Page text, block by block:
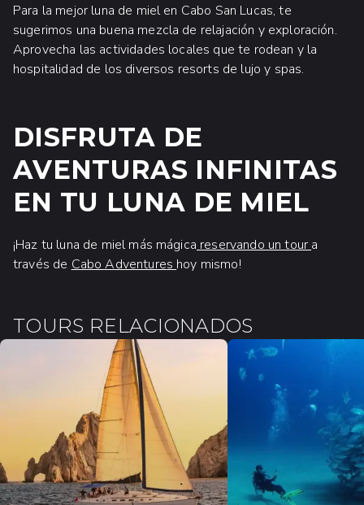
Para la mejor luna de miel en Cabo San Lucas, te
sugerimos una buena mezcla de relajación y exploración.
Aprovecha las actividades locales que te rodean y la
hospitalidad de los diversos resorts de lujo y spas.
DISFRUTA DE
AVENTURAS INFINITAS
EN TU LUNA DE MIEL
¡Haz tu luna de miel más mágica reservando un tour a
través de Cabo Adventures hoy mismo!
TOURS RELACIONADOS